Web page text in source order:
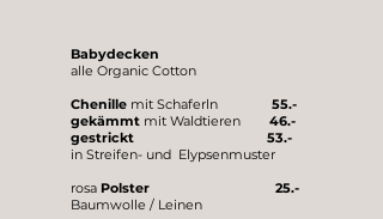
Babydecken
alle Organic Cotton
Chenille mit Schaferln
55.-
gekämmt mit Waldtieren 46.-
gestrickt 53.-
in Streifen- und Elypsenmuster
rosa Polster 25.-
Baumwolle / Leinen